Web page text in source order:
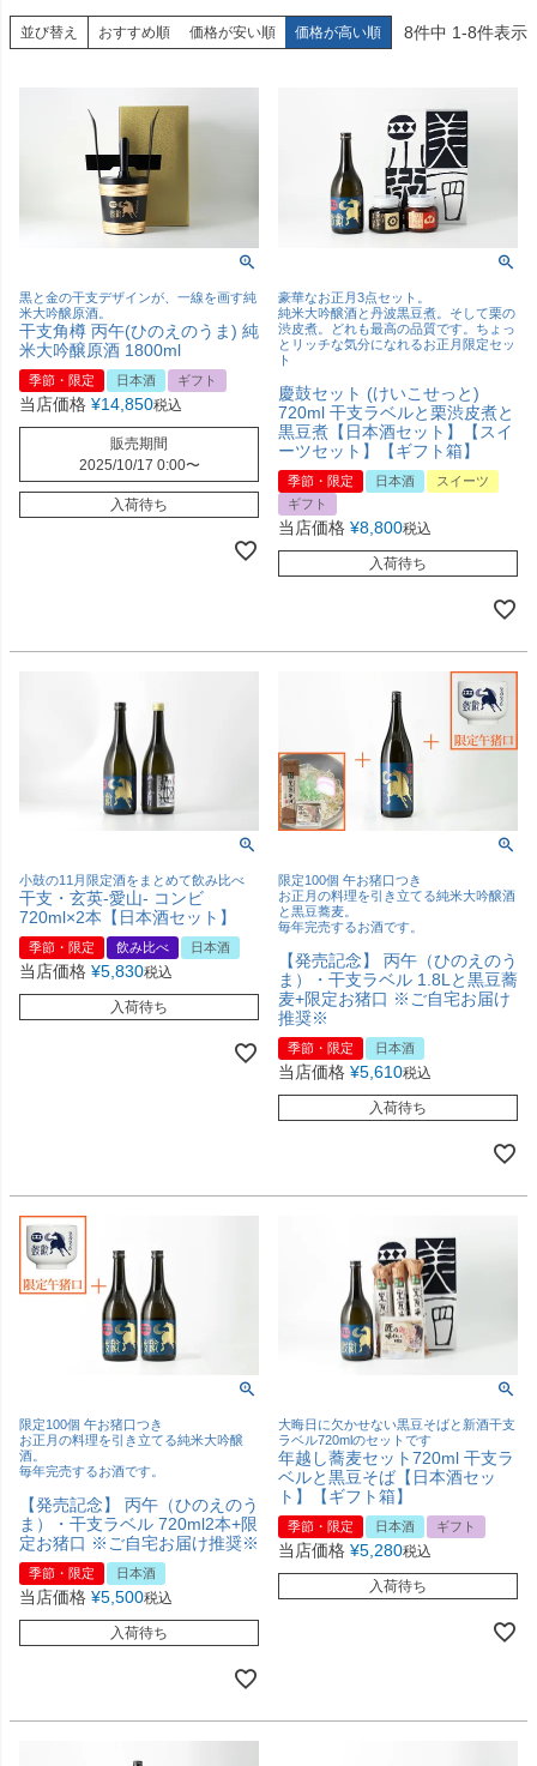
並び替え おすすめ順 価格が安い順 価格が高い順 8件中 1-8件表示
黒と金の干支デザインが、一線を画す純
米大吟醸原酒。
干支角樽 丙午(ひのえのうま) 純
米大吟醸原酒 1800ml
季節・限定 日本酒 ギフト
当店価格 ¥14,850税込
販売期間
2025/10/17 0:00〜
入荷待ち
豪華なお正月3点セット。
純米大吟醸酒と丹波黒豆煮。そして栗の
渋皮煮。どれも最高の品質です。ちょっ
とリッチな気分になれるお正月限定セッ
ト
慶鼓セット (けいこせっと)
720ml 干支ラベルと栗渋皮煮と
黒豆煮【日本酒セット】【スイ
ーツセット】【ギフト箱】
季節・限定 日本酒
スイーツ
ギフト
当店価格 ¥8,800税込
入荷待ち
小鼓の11月限定酒をまとめて飲み比べ
干支・玄英-愛山- コンビ
720ml×2本【日本酒セット】
季節・限定 飲み比べ 日本酒
当店価格 ¥5,830税込
入荷待ち
限定100個 午お猪口つき
お正月の料理を引き立てる純米大吟醸酒
と黒豆蕎麦。
毎年完売するお酒です。
【発売記念】 丙午（ひのえのう
ま）・干支ラベル 1.8Lと黒豆蕎
麦+限定お猪口 ※ご自宅お届け
推奨※
季節・限定 日本酒
当店価格 ¥5,610税込
入荷待ち
限定100個 午お猪口つき
お正月の料理を引き立てる純米大吟醸
酒。
毎年完売するお酒です。
【発売記念】 丙午（ひのえのう
ま）・干支ラベル 720ml2本+限
定お猪口 ※ご自宅お届け推奨※
季節・限定 日本酒
当店価格 ¥5,500税込
入荷待ち
大晦日に欠かせない黒豆そばと新酒干支
ラベル720mlのセットです
年越し蕎麦セット720ml 干支ラ
ベルと黒豆そば【日本酒セッ
ト】【ギフト箱】
季節・限定 日本酒 ギフト
当店価格 ¥5,280税込
入荷待ち